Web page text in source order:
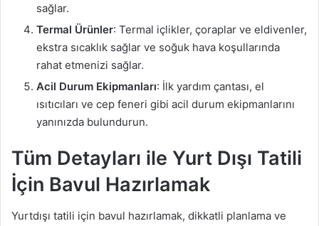
sağlar.
Termal Ürünler: Termal içlikler, çoraplar ve eldivenler,
ekstra sıcaklık sağlar ve soğuk hava koşullarında
rahat etmenizi sağlar.
Acil Durum Ekipmanları: İlk yardım çantası, el
ısıtıcıları ve cep feneri gibi acil durum ekipmanlarını
yanınızda bulundurun.
Tüm Detayları ile Yurt Dışı Tatili
İçin Bavul Hazırlamak
Yurtdışı tatili için bavul hazırlamak, dikkatli planlama ve